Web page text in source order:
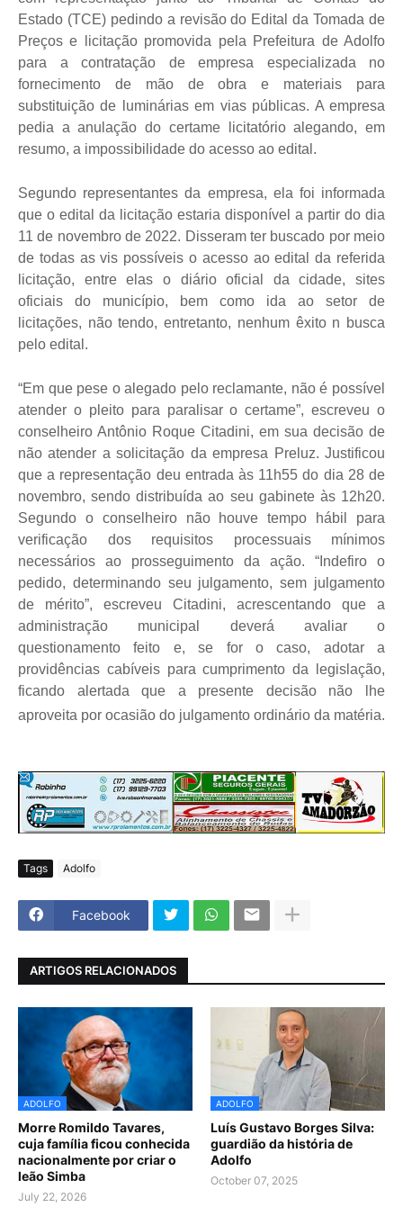
Estado (TCE) pedindo a revisão do Edital da Tomada de
Preços e licitação promovida pela Prefeitura de Adolfo
para a contratação de empresa especializada no
fornecimento de mão de obra e materiais para
substituição de luminárias em vias públicas. A empresa
pedia a anulação do certame licitatório alegando, em
resumo, a impossibilidade do acesso ao edital.
Segundo representantes da empresa, ela foi informada
que o edital da licitação estaria disponível a partir do dia
11 de novembro de 2022. Disseram ter buscado por meio
de todas as vis possíveis o acesso ao edital da referida
licitação, entre elas o diário oficial da cidade, sites
oficiais do município, bem como ida ao setor de
licitações, não tendo, entretanto, nenhum êxito n busca
pelo edital.
“Em que pese o alegado pelo reclamante, não é possível
atender o pleito para paralisar o certame”, escreveu o
conselheiro Antônio Roque Citadini, em sua decisão de
não atender a solicitação da empresa Preluz. Justificou
que a representação deu entrada às 11h55 do dia 28 de
novembro, sendo distribuída ao seu gabinete às 12h20.
Segundo o conselheiro não houve tempo hábil para
verificação dos requisitos processuais mínimos
necessários ao prosseguimento da ação. “Indefiro o
pedido, determinando seu julgamento, sem julgamento
de mérito”, escreveu Citadini, acrescentando que a
administração municipal deverá avaliar o
questionamento feito e, se for o caso, adotar a
providências cabíveis para cumprimento da legislação,
ficando alertada que a presente decisão não lhe
aproveita por ocasião do julgamento ordinário da matéria.
Tags Adolfo
Facebook
ARTIGOS RELACIONADOS
ADOLFO
Morre Romildo Tavares,
cuja família ficou conhecida
nacionalmente por criar o
leão Simba
July 22, 2026
ADOLFO
Luís Gustavo Borges Silva:
guardião da história de
Adolfo
October 07, 2025